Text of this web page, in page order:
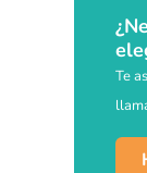
Te